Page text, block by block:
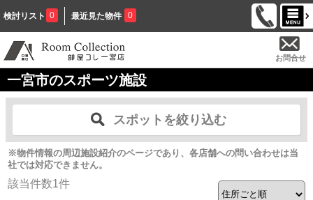
検討リスト 0 最近見た物件 0
お問合せ
一宮市のスポーツ施設
スポットを絞り込む
※物件情報の周辺施設紹介のページであり、各店舗への問い合わせは当
社では対応できません。
該当件数1件